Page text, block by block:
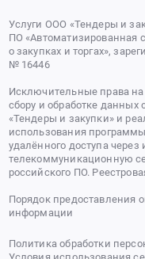
Услуги ООО «Тендеры и
ПО «Автоматизированная
о закупках и торгах»,
№ 16446
Исключительные права
сбору и обработке данных
«Тендеры и закупки» и
использования
удалённого доступа
телекоммуникационную
российского ПО.
Порядок предоставления
информации
Политика обработки